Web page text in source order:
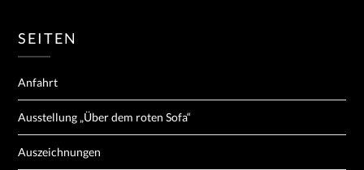
SEITEN
Anfahrt
Ausstellung „Über dem roten Sofa“
Auszeichnungen